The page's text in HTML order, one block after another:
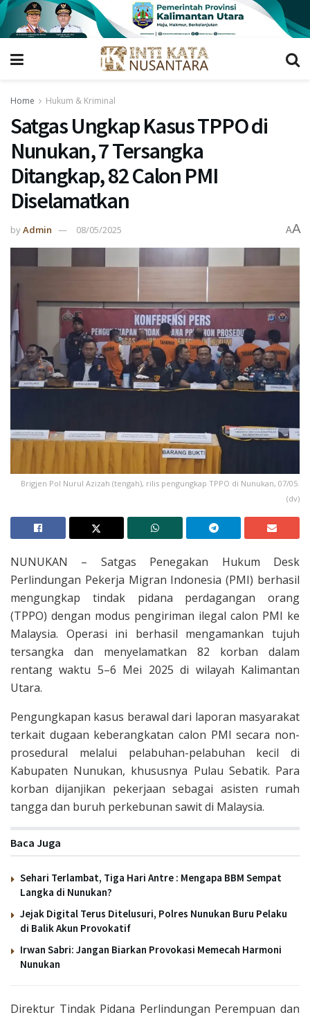
Home Hukum & Kriminal
Satgas Ungkap Kasus TPPO di
Nunukan, 7 Tersangka
Ditangkap, 82 Calon PMI
Diselamatkan
byAdmin 08/05/2025 AA
Brigjen Pol Nurul Azizah (tengah), rilis pengungkap TPPO di Nunukan, 07/05.
(dv)
NUNUKAN – Satgas Penegakan Hukum Desk
Perlindungan Pekerja Migran Indonesia (PMI) berhasil
mengungkap tindak pidana perdagangan orang
(TPPO) dengan modus pengiriman ilegal calon PMI ke
Malaysia. Operasi ini berhasil mengamankan tujuh
tersangka dan menyelamatkan 82 korban dalam
rentang waktu 5–6 Mei 2025 di wilayah Kalimantan
Utara.
Pengungkapan kasus berawal dari laporan masyarakat
terkait dugaan keberangkatan calon PMI secara non-
prosedural melalui pelabuhan-pelabuhan kecil di
Kabupaten Nunukan, khususnya Pulau Sebatik. Para
korban dijanjikan pekerjaan sebagai asisten rumah
tangga dan buruh perkebunan sawit di Malaysia.
Baca Juga
Sehari Terlambat, Tiga Hari Antre : Mengapa BBM Sempat
Langka di Nunukan?
Jejak Digital Terus Ditelusuri, Polres Nunukan Buru Pelaku
di Balik Akun Provokatif
Irwan Sabri: Jangan Biarkan Provokasi Memecah Harmoni
Nunukan
Direktur Tindak Pidana Perlindungan Perempuan dan